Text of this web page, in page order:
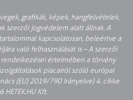
grafikák, képek, hangfelvételek,
szerzői jogvédelem alatt állnak. A
kapcsolatosan, beleértve a
való felhasználását is – A szerzői
értelmében a törvény
piacairól szóló európai
(EU) 2019/790 Irányelve) 4. cikke
Kft.